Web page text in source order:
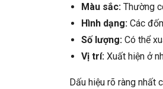
Màu sắc: Thường
Hình dạng: Các
Số lượng: Có thể
Vị trí: Xuất hiện ở
Dấu hiệu rõ ràng nhất